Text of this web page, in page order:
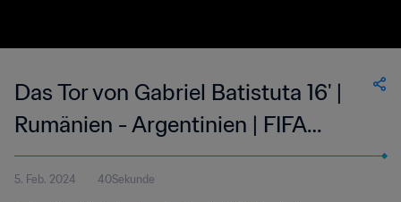
Das Tor von Gabriel Batistuta 16' |
Rumänien - Argentinien | FIFA
Fussball-Weltmeisterschaft USA
1994™
5. Feb. 2024 40Sekunde